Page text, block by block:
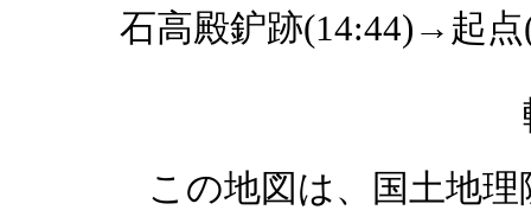
石高殿鈩跡(14:44)→起点
この地図は、国土地理